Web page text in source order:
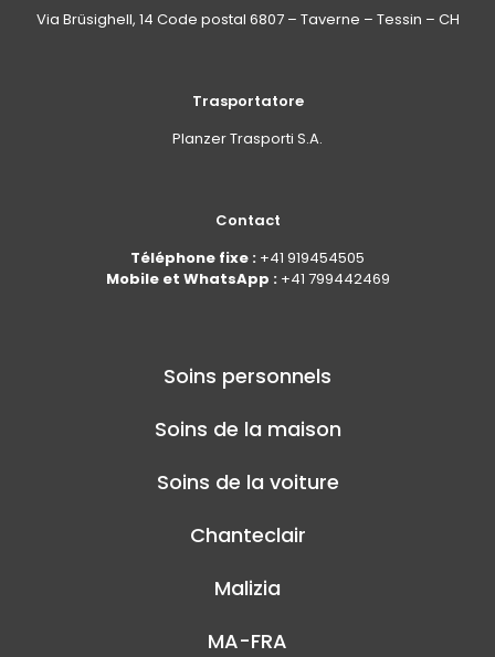
Via Brüsighell, 14 Code postal 6807 – Taverne – Tessin – CH
Trasportatore
Planzer Trasporti S.A.
Contact
Téléphone fixe : +41 919454505
Mobile et WhatsApp : +41 799442469
Soins personnels
Soins de la maison
Soins de la voiture
Chanteclair
Malizia
MA-FRA